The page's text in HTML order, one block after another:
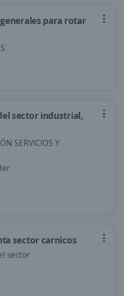
para rotar
sector industrial,
SERVICIOS Y
sector carnicos
sector